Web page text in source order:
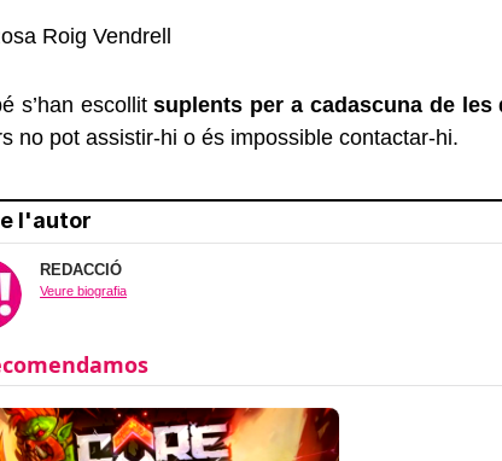
Roig Vendrell
s’han escollitsuplents per a cadascuna de les
no pot assistir-hi o és impossible contactar-hi.
l'autor
REDACCIÓ
Veure biografia